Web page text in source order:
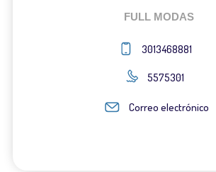
FULL MODAS
3013468881
5575301
Correo electrónico